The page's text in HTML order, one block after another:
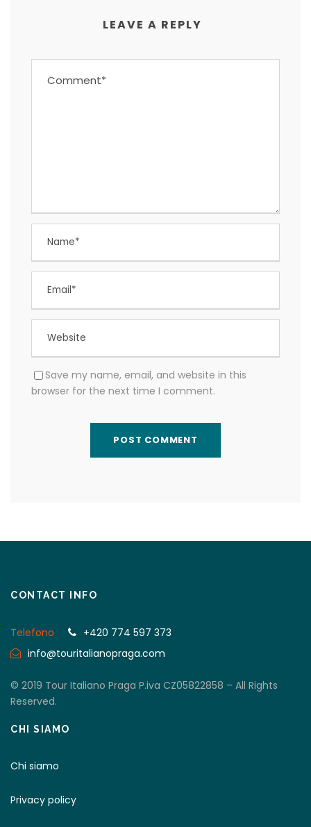
LEAVE A REPLY
Save my name, email, and website in this
browser for the next time I comment.
CONTACT INFO
Telefono
+420 774 597 373
info@touritalianopraga.com
© 2019 Tour Italiano Praga P.iva CZ05822858 – All Rights
Reserved.
CHI SIAMO
Chi siamo
Privacy policy